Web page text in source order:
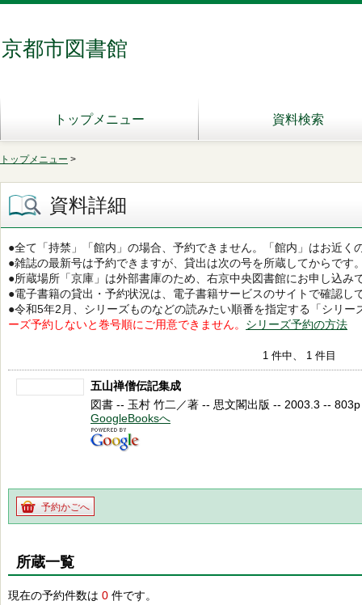
京都市図書館
トップメニュー 資料検索
トップメニュー >
資料詳細
●全て「持禁」「館内」の場合、予約できません。「館内」はお近く
●雑誌の最新号は予約できますが、貸出は次の号を所蔵してからです
●所蔵場所「京庫」は外部書庫のため、右京中央図書館にお申し込み
●電子書籍の貸出・予約状況は、電子書籍サービスのサイトで確認し
●令和5年2月、シリーズものなどの読みたい順番を指定する「シリー
ーズ予約しないと巻号順にご用意できません。 シリーズ予約の方法
1 件中、 1 件目
五山禅僧伝記集成
図書 -- 玉村 竹二／著 -- 思文閣出版 -- 2003.3 --
GoogleBooksへ
予約かごへ
所蔵一覧
現在の予約件数は 0 件です。